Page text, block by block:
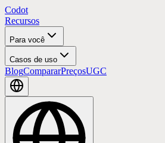
Codot
Recursos
Para você
Casos de uso
BlogCompararPreçosUGC